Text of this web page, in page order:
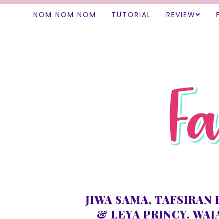
NOM NOM NOM TUTORIAL REVIEW
JIWA SAMA, TAFSIRAN
& LEYA PRINCY,